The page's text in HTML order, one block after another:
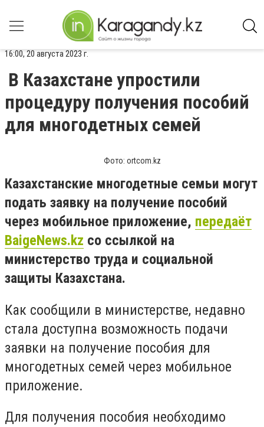
16:00, 20 августа 2023 г.
В Казахстане упростили
процедуру получения пособий
для многодетных семей
Фото: ortcom.kz
Казахстанские многодетные семьи могут
подать заявку на получение пособий
через мобильное приложение, передаёт
BaigeNews.kz со ссылкой на
министерство труда и социальной
защиты Казахстана.
Как сообщили в министерстве, недавно
стала доступна возможность подачи
заявки на получение пособия для
многодетных семей через мобильное
приложение.
Для получения пособия необходимо